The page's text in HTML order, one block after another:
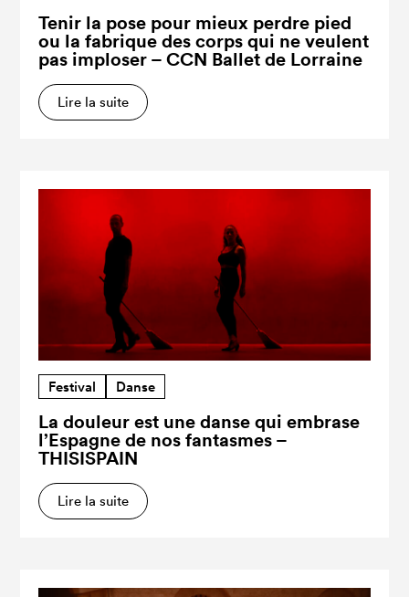
Tenir la pose pour mieux perdre pied
ou la fabrique des corps qui ne veulent
pas imploser – CCN Ballet de Lorraine
Lire la suite
Festival Danse
La douleur est une danse qui embrase
l’Espagne de nos fantasmes –
THISISPAIN
Lire la suite